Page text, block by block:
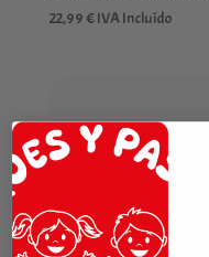
22,99€IVA Incluído